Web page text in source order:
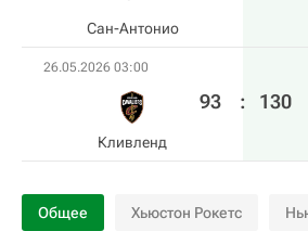
Сан-Антонио
26.05.2026 03:00
Кливленд
93 : 130
Общее Хьюстон Рокетс